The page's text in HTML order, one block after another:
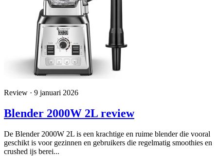
Review · 9 januari 2026
Blender 2000W 2L review
De Blender 2000W 2L is een krachtige en ruime blender die vooral
geschikt is voor gezinnen en gebruikers die regelmatig smoothies en
crushed ijs berei...